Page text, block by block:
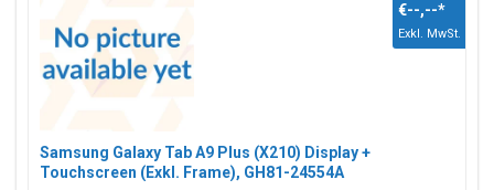
Samsung Galaxy Tab A9 Plus (X210) Display +
Touchscreen (Exkl. Frame), GH81-24554A
€--,--*
Exkl. MwSt.